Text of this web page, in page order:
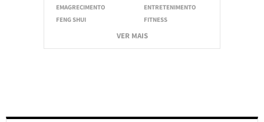
EMAGRECIMENTO
ENTRETENIMENTO
FENG SHUI
FITNESS
VER MAIS